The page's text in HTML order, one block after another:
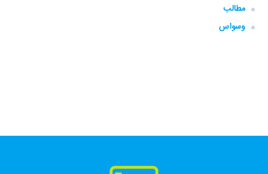
مطالب
وسواس